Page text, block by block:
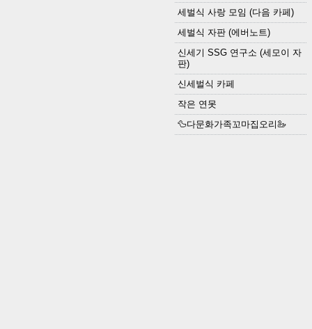
세벌식 사랑 모임 (다음 카페)
세벌식 자판 (에버노트)
신세기 SSG 연구소 (세모이 자
판)
신세벌식 카페
작은 연못
🦆다문화가족꼬마집오리🦢